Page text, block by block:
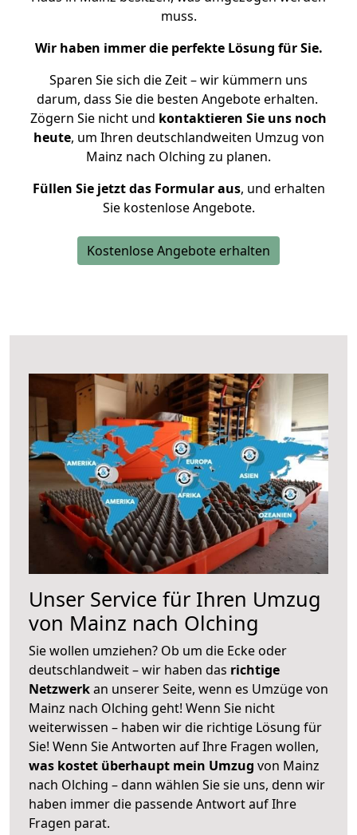
muss.
Wir haben immer die perfekte Lösung für Sie.
Sparen Sie sich die Zeit – wir kümmern uns
darum, dass Sie die besten Angebote erhalten.
Zögern Sie nicht und kontaktieren Sie uns noch
heute, um Ihren deutschlandweiten Umzug von
Mainz nach Olching zu planen.
Füllen Sie jetzt das Formular aus, und erhalten
Sie kostenlose Angebote.
Kostenlose Angebote erhalten
Unser Service für Ihren Umzug
von Mainz nach Olching
Sie wollen umziehen? Ob um die Ecke oder
deutschlandweit – wir haben das richtige
Netzwerkan unserer Seite, wenn es Umzüge von
Mainz nach Olching geht! Wenn Sie nicht
weiterwissen – haben wir die richtige Lösung für
Sie! Wenn Sie Antworten auf Ihre Fragen wollen,
was kostet überhaupt mein Umzug von Mainz
nach Olching – dann wählen Sie sie uns, denn wir
haben immer die passende Antwort auf Ihre
Fragen parat.